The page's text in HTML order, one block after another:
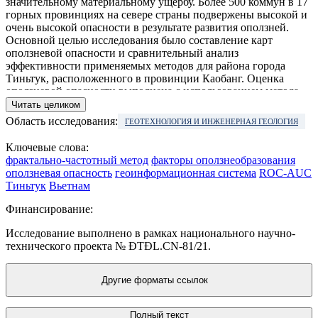
горных провинциях на севере страны подвержены высокой и
очень высокой опасности в результате развития оползней.
Основной целью исследования было составление карт
оползневой опасности и сравнительный анализ
эффективности применяемых методов для района города
Тиньтук, расположенного в провинции Каобанг. Оценка
оползневой опасности выполнена с использованием метода
соотношения частот (FR) и комбинированного фрактально-
частотного метода (FFR). В основе метода FR заложен
принцип актуализма, который предполагает, что факторы,
приводящие к разрушениям склонов в прошлом и настоящем,
могут вызвать оползни в будущем. Метод FFR базируется на
определении фрактальной размерности, которая является
мерой плотности заполнения оползнями участка
исследований. В качестве исходных данных выбраны восемь
факторов – высота над уровнем моря, расстояние до дорог,
крутизна склонов, геологическое строение, расстояние от
разломов, землепользование, экспозиция склона и расстояние
до эрозионной сети, представленных в картографическом
эффективности модели – с использованием индекса
подтверждения (LRclass). Для исследуемой области было
выделено пять зон: с очень низкой, низкой, средней, высокой
Читать целиком
Область исследования: ГЕОТЕХНОЛОГИЯ И ИНЖЕНЕРНАЯ ГЕОЛОГИЯ
Ключевые слова:
фрактально-частотный метод факторы оползнеобразования
оползневая опасность геоинформационная система ROC-AUC
Тиньтук Вьетнам
Финансирование:
Исследование выполнено в рамках национального научно-
технического проекта № ĐTĐL.CN-81/21.
Другие форматы ссылок
Полный текст